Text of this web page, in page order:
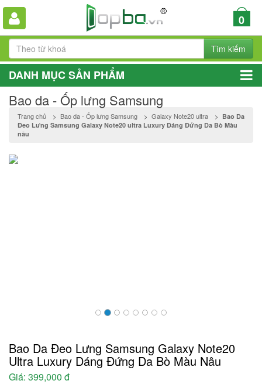
0
Tìm kiếm
DANH MỤC SẢN PHẨM
Bao da - Ốp lưng Samsung
Trang chủ > Bao da - Ốp lưng Samsung > Galaxy Note20 ultra > Bao Da
Đeo Lưng Samsung Galaxy Note20 ultra Luxury Dáng Đứng Da Bò Màu
nâu
Bao Da Đeo Lưng Samsung Galaxy Note20
Ultra Luxury Dáng Đứng Da Bò Màu Nâu
Giá: 399,000 đ